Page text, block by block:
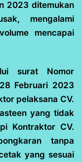
2023 ditemukan
mengalami
mencapai
surat Nomor
Februari 2023
pelaksana CV.
yang tidak
Kontraktor CV.
tanpa
yang sesuai